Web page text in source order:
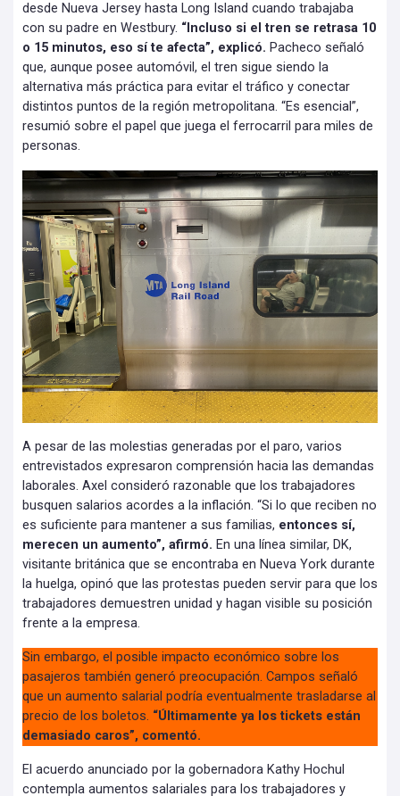
desde Nueva Jersey hasta Long Island cuando trabajaba
con su padre en Westbury. “Incluso si el tren se retrasa 10
o 15 minutos, eso sí te afecta”, explicó. Pacheco señaló
que, aunque posee automóvil, el tren sigue siendo la
alternativa más práctica para evitar el tráfico y conectar
distintos puntos de la región metropolitana. “Es esencial”,
resumió sobre el papel que juega el ferrocarril para miles de
personas.
A pesar de las molestias generadas por el paro, varios
entrevistados expresaron comprensión hacia las demandas
laborales. Axel consideró razonable que los trabajadores
busquen salarios acordes a la inflación. “Si lo que reciben no
es suficiente para mantener a sus familias, entonces sí,
merecen un aumento”, afirmó. En una línea similar, DK,
visitante británica que se encontraba en Nueva York durante
la huelga, opinó que las protestas pueden servir para que los
trabajadores demuestren unidad y hagan visible su posición
frente a la empresa.
Sin embargo, el posible impacto económico sobre los
pasajeros también generó preocupación. Campos señaló
que un aumento salarial podría eventualmente trasladarse al
precio de los boletos. “Últimamente ya los tickets están
demasiado caros”, comentó.
El acuerdo anunciado por la gobernadora Kathy Hochul
contempla aumentos salariales para los trabajadores y